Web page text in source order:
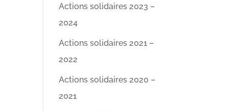
Actions solidaires 2023 –
2024
Actions solidaires 2021 –
2022
Actions solidaires 2020 –
2021